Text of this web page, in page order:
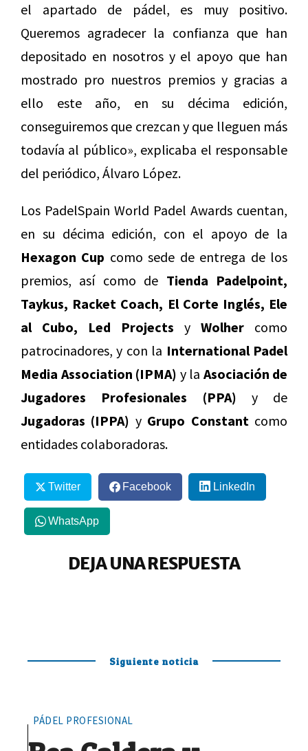
el apartado de pádel, es muy positivo.
Queremos agradecer la confianza que han
depositado en nosotros y el apoyo que han
mostrado pro nuestros premios y gracias a
ello este año, en su décima edición,
conseguiremos que crezcan y que lleguen más
todavía al público», explicaba el responsable
del periódico, Álvaro López.
Los PadelSpain World Padel Awards cuentan,
en su décima edición, con el apoyo de la
Hexagon Cup como sede de entrega de los
premios, así como de Tienda Padelpoint,
Taykus, Racket Coach, El Corte Inglés, Ele
al Cubo, Led Projects y Wolher como
patrocinadores, y con la International Padel
Media Association (IPMA) y la Asociación de
Jugadores Profesionales (PPA) y de
Jugadoras (IPPA) y Grupo Constantcomo
entidades colaboradoras.
Twitter Facebook LinkedIn
WhatsApp
DEJA UNA RESPUESTA
Siguiente noticia
PÁDEL PROFESIONAL